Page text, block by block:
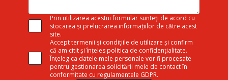
Prin utilizarea acestui formular sunteți de acord cu
stocarea și prelucrarea informațiilor de către acest
site.
Accept termenii și condițiile de utilizare și confirm
că am citit și înțeles politica de confidențialitate.
Înțeleg ca datele mele personale vor fi procesate
pentru gestionarea solicitării mele de contact în
conformitate cu regulamentele GDPR.